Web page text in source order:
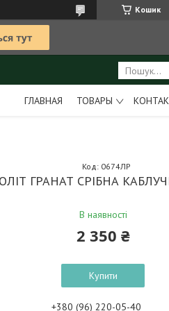
Кошик
ГЛАВНАЯ ТОВАРЫ
ГРАНАТ СРІБНА
В наявності
Код: 0674ЛР
2 350 ₴
Купити
+380 (96) 220-05-40